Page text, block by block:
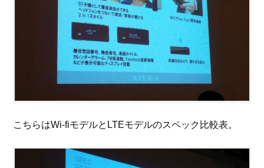
こちらはWi-fiモデルとLTEモデルのスペック比較表。